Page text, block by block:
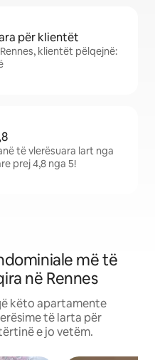
për klientët
klientët pëlqejnë:
të vlerësuara lart nga
prej 4,8 nga 5!
më të
në Rennes
këto apartamente
të larta për
e jo vetëm.